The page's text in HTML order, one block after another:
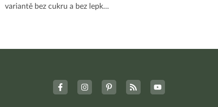
variantě bez cukru a bez lepk...